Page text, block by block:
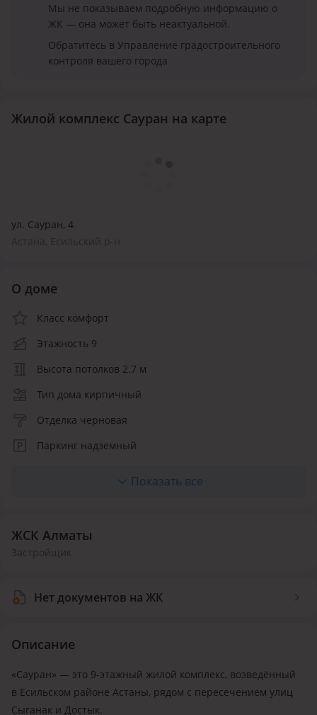
Мы не показываем подробную информацию о
ЖК — она может быть неактуальной.
Обратитесь в Управление градостроительного
контроля вашего города
Жилой комплекс Сауран на карте
ул. Сауран, 4
О доме
Класс комфорт
Этажность 9
Высота потолков 2.7 м
Тип дома кирпичный
Отделка черновая
Паркинг надземный
Показать все
ЖСК Алматы
Застройщик
Нет документов на ЖК
Описание
«Сауран» — это 9-этажный жилой комплекс, возведённый
в Есильском районе Астаны, рядом с пересечением улиц
Сыганак и Достык.